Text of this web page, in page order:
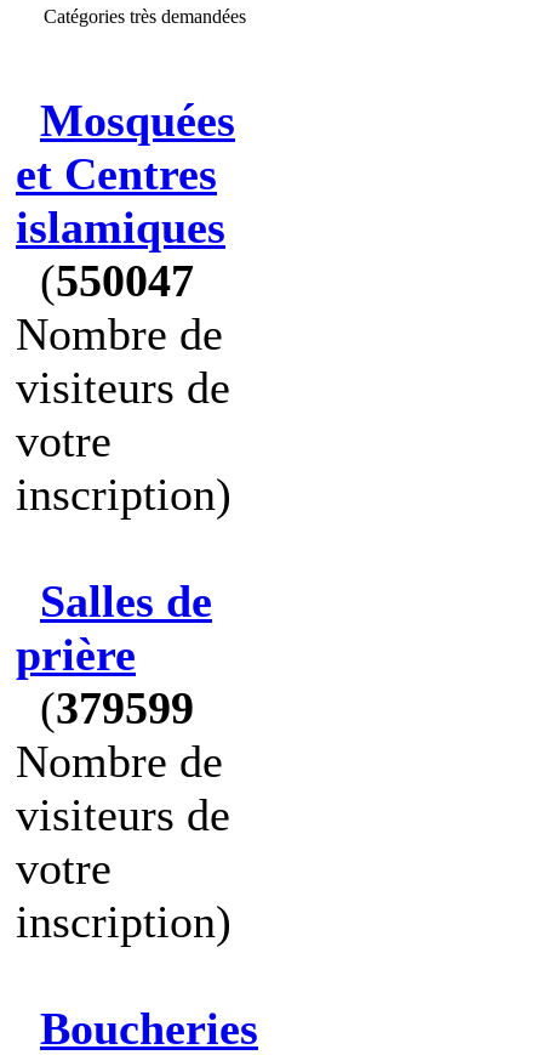
Catégories très demandées
Mosquées
et Centres
islamiques
(550047
Nombre de
visiteurs de
votre
inscription)
Salles de
prière
(379599
Nombre de
visiteurs de
votre
inscription)
Boucheries